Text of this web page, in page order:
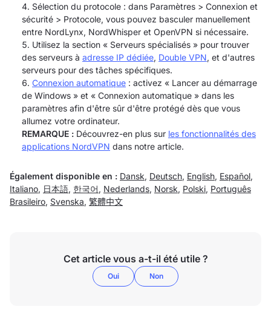
Sélection du protocole : dans Paramètres > Connexion et
sécurité > Protocole, vous pouvez basculer manuellement
entre NordLynx, NordWhisper et OpenVPN si nécessaire.
Utilisez la section « Serveurs spécialisés » pour trouver
des serveurs à adresse IP dédiée, Double VPN, et d'autres
serveurs pour des tâches spécifiques.
Connexion automatique : activez « Lancer au démarrage
de Windows » et « Connexion automatique » dans les
paramètres afin d'être sûr d'être protégé dès que vous
allumez votre ordinateur.
REMARQUE : Découvrez-en plus sur les fonctionnalités des
applications NordVPN dans notre article.
Également disponible en : Dansk, Deutsch, English, Español,
Italiano, 日本語, 한국어 , Nederlands, Norsk, Polski, Português
Brasileiro, Svenska, 繁體中文
Cet article vous a-t-il été utile ?
Oui Non